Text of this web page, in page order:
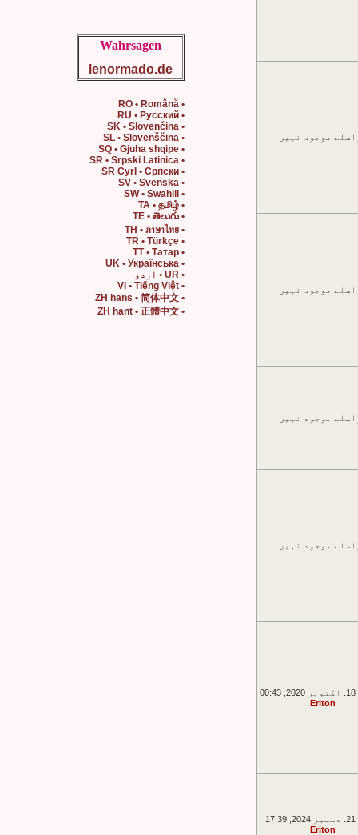
موجود نہیں
موجود نہیں
موجود نہیں
موجود نہیں
Eriton
Eriton
Wahrsagen
lenormado.de
• RO • Română
• RU • Русский
• SK • Slovenčina
• SL • Slovenščina
• SQ • Gjuha shqipe
• SR • Srpski Latinica
• SR Cyrl • Српски
• SV • Svenska
• SW • Swahili
• TA • தமிழ்
• TE • తెలుగు
• TH • ภาษาไทย
• TR • Türkçe
• TT • Татар
• UK • Українська
• UR • اردو
• VI • Tiếng Việt
• ZH hans • 简体中文
• ZH hant • 正體中文